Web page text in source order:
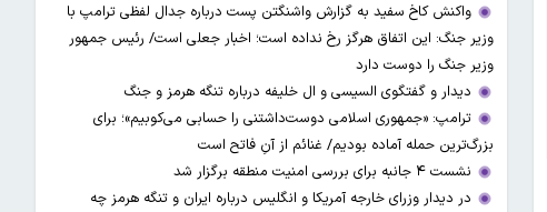
واکنش کاخ سفید به گزارش واشنگتن پست درباره جدال لفظی ترامپ با
وزیر جنگ: این اتفاق هرگز رخ نداده است؛ اخبار جعلی است/ رئیس جمهور
وزیر جنگ را دوست دارد
دیدار و گفتگوی السیسی و ال خلیفه درباره تنگه هرمز و جنگ
ترامپ: «جمهوری اسلامی دوست‌داشتنی را حسابی می‌کوبیم»؛ برای
بزرگ‌ترین حمله آماده بودیم/ غنائم از آنِ فاتح است
نشست ۴ جانبه برای بررسی امنیت منطقه برگزار شد
در دیدار وزرای خارجه آمریکا و انگلیس درباره ایران و تنگه هرمز چه